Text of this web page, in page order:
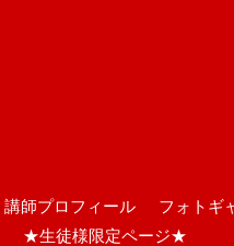
講師プロフィール
フォトギ
★生徒様限定ページ★